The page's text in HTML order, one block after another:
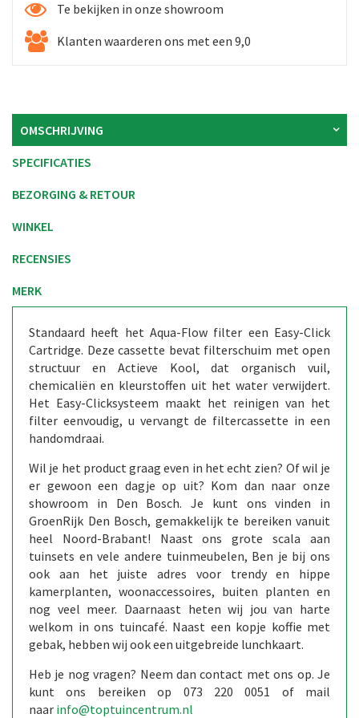
Te bekijken in onze showroom
Klanten waarderen ons met een 9,0
OMSCHRIJVING
SPECIFICATIES
BEZORGING & RETOUR
WINKEL
RECENSIES
MERK
Standaard heeft het Aqua-Flow filter een Easy-Click
Cartridge. Deze cassette bevat filterschuim met open
structuur en Actieve Kool, dat organisch vuil,
chemicaliën en kleurstoffen uit het water verwijdert.
Het Easy-Clicksysteem maakt het reinigen van het
filter eenvoudig, u vervangt de filtercassette in een
handomdraai.
Wil je het product graag even in het echt zien? Of wil je
er gewoon een dagje op uit? Kom dan naar onze
showroom in Den Bosch. Je kunt ons vinden in
GroenRijk Den Bosch, gemakkelijk te bereiken vanuit
heel Noord-Brabant! Naast ons grote scala aan
tuinsets en vele andere tuinmeubelen, Ben je bij ons
ook aan het juiste adres voor trendy en hippe
kamerplanten, woonaccessoires, buiten planten en
nog veel meer. Daarnaast heten wij jou van harte
welkom in ons tuincafé. Naast een kopje koffie met
gebak, hebben wij ook een uitgebreide lunchkaart.
Heb je nog vragen? Neem dan contact met ons op. Je
kunt ons bereiken op 073 220 0051 of mail
naar info@toptuincentrum.nl